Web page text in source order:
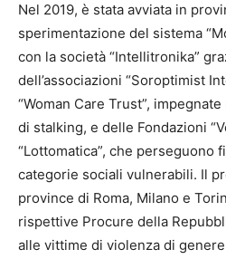
Nel 2019, è stata avviata in
sperimentazione del sistema
con la società “Intellitronika”
dell’associazioni “Soroptimist
“Woman Care Trust”,
di stalking, e delle Fondazioni
“Lottomatica”, che perseguono
categorie sociali vulnerabili. Il
province di Roma, Milano e
rispettive Procure della
alle vittime di violenza di